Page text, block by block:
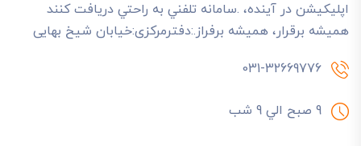
اپليکيشن در آينده، .سامانه تلفني به راحتي دريافت کنند
هميشه برقرار، هميشه برفراز.:دفترمرکزی:خیابان شیخ بهایی
031-32669776
9 صبح الي 9 شب